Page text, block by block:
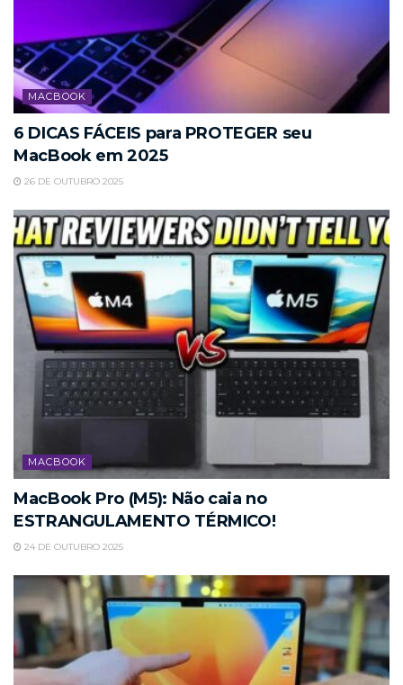
MACBOOK
6 DICAS FÁCEIS para PROTEGER seu
MacBook em 2025
26 DE OUTUBRO 2025
MACBOOK
MacBook Pro (M5): Não caia no
ESTRANGULAMENTO TÉRMICO!
24 DE OUTUBRO 2025